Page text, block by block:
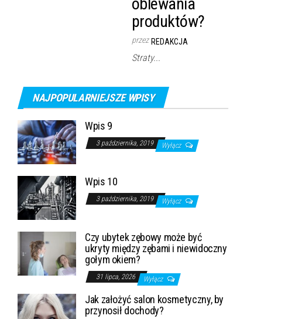
produktów?
przez REDAKCJA
Straty...
NAJPOPULARNIEJSZE WPISY
Wpis 9
3 października, 2019 Wyłącz
Wpis 10
3 października, 2019 Wyłącz
Czy ubytek zębowy może być
ukryty między zębami i niewidoczny
gołym okiem?
31 lipca, 2026 Wyłącz
Jak założyć salon kosmetyczny, by
przynosił dochody?